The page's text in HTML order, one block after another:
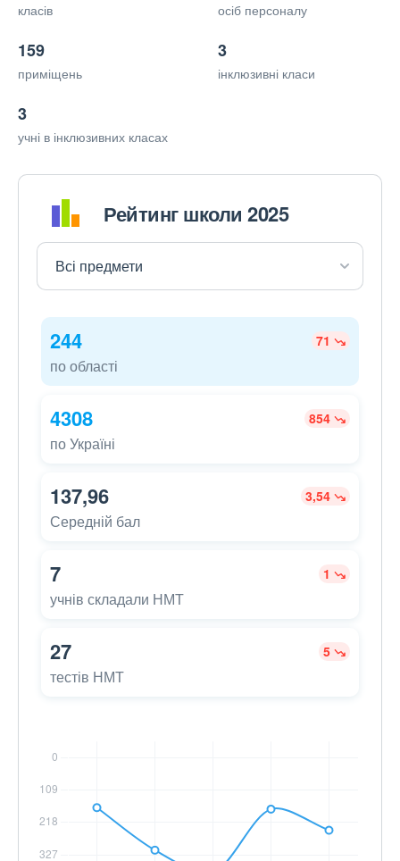
класів осіб персоналу
159
приміщень
3
інклюзивні класи
3
учні в інклюзивних класах
Рейтинг школи 2025
244 71
по області
4308 854
по Україні
137,96 3,54
Середній бал
7 1
учнів складали НМТ
27 5
тестів НМТ